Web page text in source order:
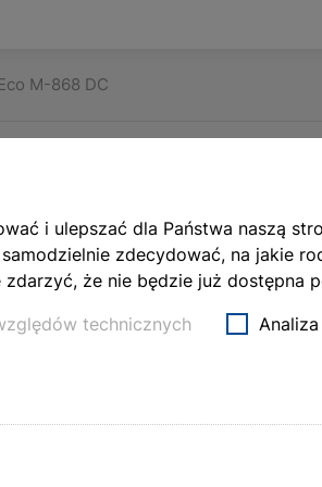
i ulepszać dla Państwa naszą
zdecydować, na jakie
że nie będzie już dostępna
technicznych
M-868 DC
(o średnicy
krańcowym.